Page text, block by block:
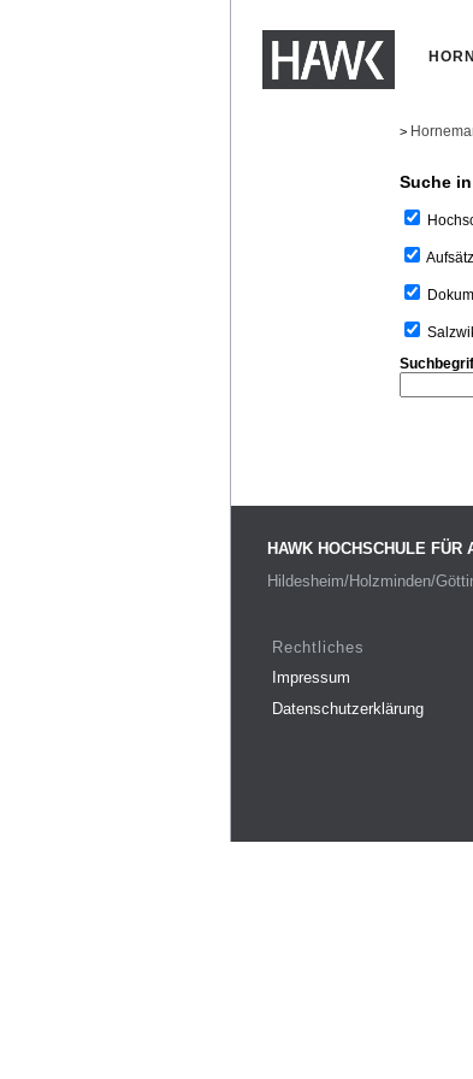
>
Suche
HAWK HOCHSCHULE FÜR
Hildesheim/Holzminden/
Rechtliches
Impressum
Datenschutzerklärung